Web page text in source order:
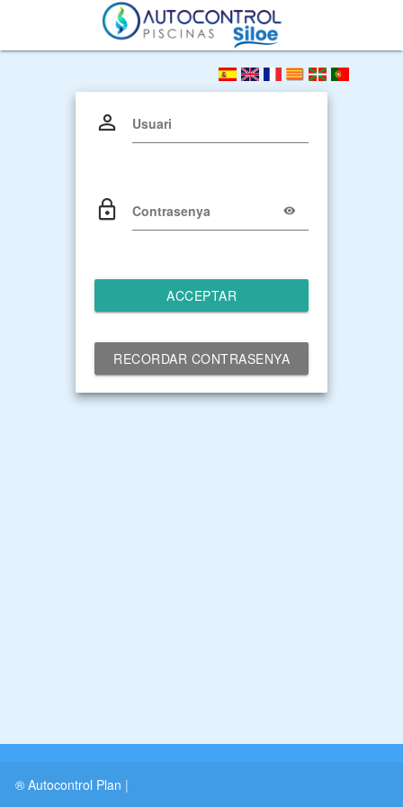
Usuari
Contrasenya
ACCEPTAR
RECORDAR CONTRASENYA
® Autocontrol Plan |